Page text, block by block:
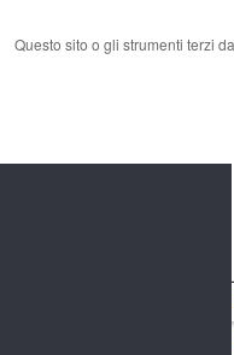
Questo sito o gli strumenti terzi